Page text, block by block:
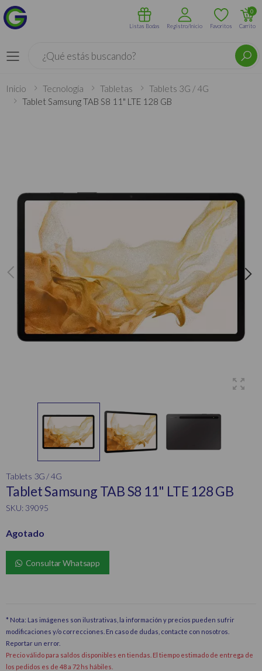
Menú
Listas Bodas Registro/Inicio Favoritos Carrito
0
Inicio Tecnología Tabletas
Tablets 3G / 4G
Tablet Samsung TAB S8 11" LTE 128 GB
Tablets 3G / 4G
Tablet Samsung TAB S8 11" LTE 128 GB
SKU: 39095
Agotado
Consultar Whatsapp
* Nota: Las imágenes son ilustrativas, la información y precios pueden sufrir
modificaciones y/o correcciones. En caso de dudas, contacte con nosotros.
Reportar un error.
Precio válido para saldos disponibles en tiendas. El tiempo estimado de entrega de
los pedidos es de 48 a 72 hs hábiles.